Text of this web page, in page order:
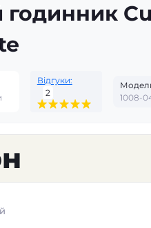
годинник
Відгуки:
2
1008-